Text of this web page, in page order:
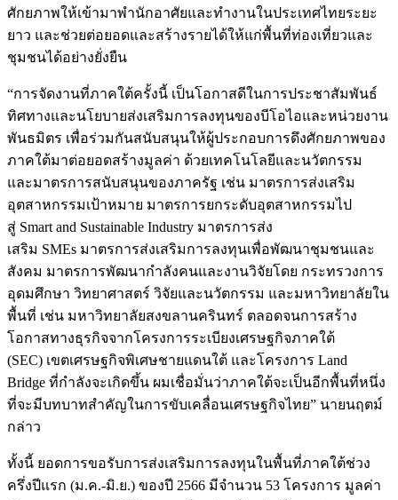
ศักยภาพให้เข้ามาพำนักอาศัยและทำงานในประเทศไทยระยะ
ยาว และช่วยต่อยอดและสร้างรายได้ให้แก่พื้นที่ท่องเที่ยวและ
ชุมชนได้อย่างยั่งยืน
“การจัดงานที่ภาคใต้ครั้งนี้ เป็นโอกาสดีในการประชาสัมพันธ์
ทิศทางและนโยบายส่งเสริมการลงทุนของบีโอไอและหน่วยงาน
พันธมิตร เพื่อร่วมกันสนับสนุนให้ผู้ประกอบการดึงศักยภาพของ
ภาคใต้มาต่อยอดสร้างมูลค่า ด้วยเทคโนโลยีและนวัตกรรม
และมาตรการสนับสนุนของภาครัฐ เช่น มาตรการส่งเสริม
อุตสาหกรรมเป้าหมาย มาตรการยกระดับอุตสาหกรรมไป
สู่ Smart and Sustainable Industry มาตรการส่ง
เสริม SMEs มาตรการส่งเสริมการลงทุนเพื่อพัฒนาชุมชนและ
สังคม มาตรการพัฒนากำลังคนและงานวิจัยโดย กระทรวงการ
อุดมศึกษา วิทยาศาสตร์ วิจัยและนวัตกรรม และมหาวิทยาลัยใน
พื้นที่ เช่น มหาวิทยาลัยสงขลานครินทร์ ตลอดจนการสร้าง
โอกาสทางธุรกิจจากโครงการระเบียงเศรษฐกิจภาคใต้
(SEC) เขตเศรษฐกิจพิเศษชายแดนใต้ และโครงการ Land
Bridge ที่กำลังจะเกิดขึ้น ผมเชื่อมั่นว่าภาคใต้จะเป็นอีกพื้นที่หนึ่ง
ที่จะมีบทบาทสำคัญในการขับเคลื่อนเศรษฐกิจไทย” นายนฤตม์
กล่าว
ทั้งนี้ ยอดการขอรับการส่งเสริมการลงทุนในพื้นที่ภาคใต้ช่วง
ครึ่งปีแรก (ม.ค.-มิ.ย.) ของปี 2566 มีจำนวน 53 โครงการ มูลค่า